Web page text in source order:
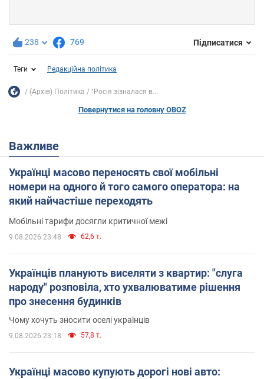
238 769 Підписатися
Теги Редакційна політика
(Архів) Політика "Росія зізналася в...
Повернутися на головну OBOZ
Важливе
Українці масово переносять свої мобільні
номери на одного й того самого оператора: на
який найчастіше переходять
Мобільні тарифи досягли критичної межі
9.08.2026 23:48 62,6 т.
Українців планують виселяти з квартир: "слуга
народу" розповіла, хто ухвалюватиме рішення
про знесення будинків
Чому хочуть зносити оселі українців
9.08.2026 23:18 57,8 т.
Українці масово купують дорогі нові авто: